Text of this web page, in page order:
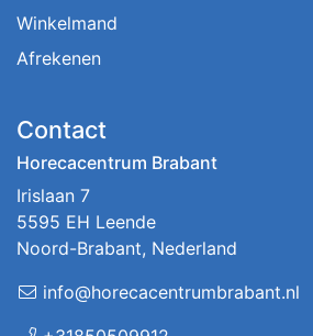
Winkelmand
Afrekenen
Contact
Horecacentrum Brabant
Irislaan 7
5595 EH Leende
Noord-Brabant, Nederland
info@horecacentrumbrabant.nl